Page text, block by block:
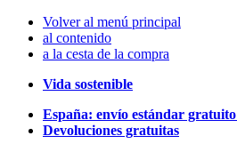
Volver al menú principal
al contenido
a la cesta de la compra
Vida sostenible
España: envío estándar gratuito
Devoluciones gratuitas